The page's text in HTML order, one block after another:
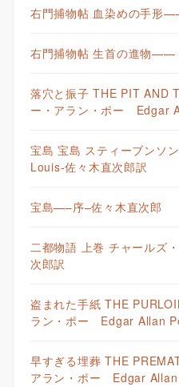
右門捕物帖 血染めの手形
右門捕物帖 生首の進物——
落穴と振子 THE PIT AND
ー・アラン・ポー Edgar
宝島 宝島 スティーブン
Louis-佐々木直次郎訳
宝島—–序–佐々木直次郎
二都物語 上巻 チャールズ
次郎訳
盗まれた手紙 THE
ラン・ポー Edgar Allan
早すぎる埋葬 THE
アラン・ポー Edgar